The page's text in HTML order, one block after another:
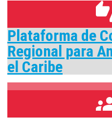
Plataforma de
Regional para
el Caribe